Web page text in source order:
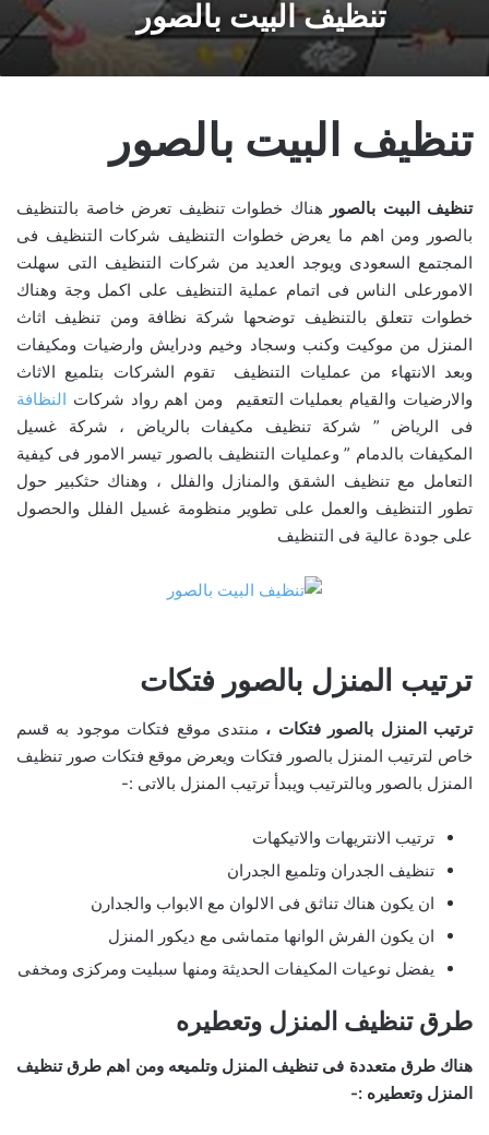
تنظيف البيت بالصور
تنظيف البيت بالصور
تنظيف البيت بالصور هناك خطوات تنظيف تعرض خاصة بالتنظيف
بالصور ومن اهم ما يعرض خطوات التنظيف شركات التنظيف فى
المجتمع السعودى ويوجد العديد من شركات التنظيف التى سهلت
الامورعلى الناس فى اتمام عملية التنظيف على اكمل وجة وهناك
خطوات تتعلق بالتنظيف توضحها شركة نظافة ومن تنظيف اثاث
المنزل من موكيت وكنب وسجاد وخيم ودرايش وارضيات ومكيفات
وبعد الانتهاء من عمليات التنظيف تقوم الشركات بتلميع الاثاث
والارضيات والقيام بعمليات التعقيم ومن اهم رواد شركات النظافة
فى الرياض ” شركة تنظيف مكيفات بالرياض ، شركة غسيل
المكيفات بالدمام ” وعمليات التنظيف بالصور تيسر الامور فى كيفية
التعامل مع تنظيف الشقق والمنازل والفلل ، وهناك حثكبير حول
تطور التنظيف والعمل على تطوير منظومة غسيل الفلل والحصول
على جودة عالية فى التنظيف
ترتيب المنزل بالصور فتكات
ترتيب المنزل بالصور فتكات ، منتدى موقع فتكات موجود به قسم
خاص لترتيب المنزل بالصور فتكات ويعرض موقع فتكات صور تنظيف
المنزل بالصور وبالترتيب ويبدأ ترتيب المنزل بالاتى :-
ترتيب الانتريهات والاتيكهات
تنظيف الجدران وتلميع الجدران
ان يكون هناك تناثق فى الالوان مع الابواب والجدارن
ان يكون الفرش الوانها متماشى مع ديكور المنزل
يفضل نوعيات المكيفات الحديثة ومنها سبليت ومركزى ومخفى
طرق تنظيف المنزل وتعطيره
هناك طرق متعددة فى تنظيف المنزل وتلميعه ومن اهم طرق تنظيف
المنزل وتعطيره :-